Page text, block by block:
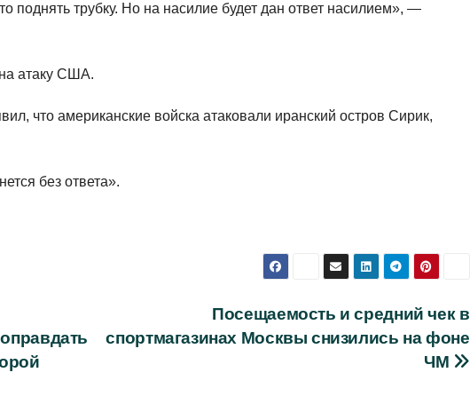
поднять трубку. Но на насилие будет дан ответ насилием», —
атаку США.
что американские войска атаковали иранский остров Сирик,
без ответа».
Посещаемость и средний чек в
спортмагазинах Москвы снизились на фоне
ЧМ